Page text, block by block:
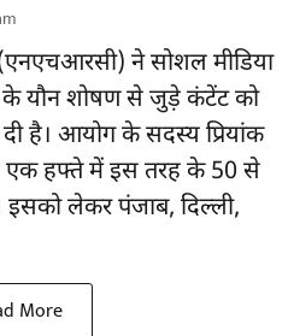
ने सोशल मीडिया
के यौन शोषण से जुड़े कंटेंट को
है। आयोग के सदस्य प्रियांक
एक हफ्ते में इस तरह के 50 से
लेकर पंजाब, दिल्ली,
More